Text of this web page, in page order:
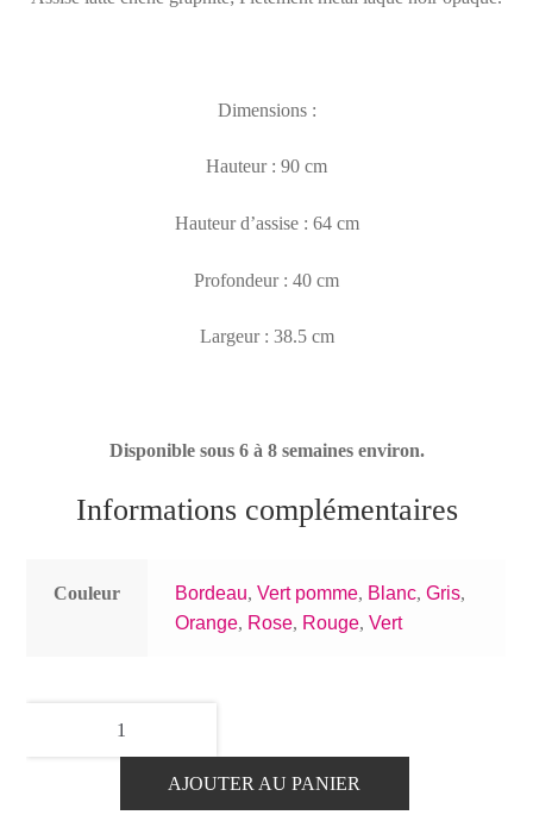
Dimensions :
Hauteur : 90 cm
Hauteur d’assise : 64 cm
Profondeur : 40 cm
Largeur : 38.5 cm
Disponible sous 6 à 8 semaines environ.
Informations complémentaires
Couleur Bordeau,Vert pomme, Blanc,Gris,
Orange, Rose, Rouge,Vert
AJOUTER AU PANIER